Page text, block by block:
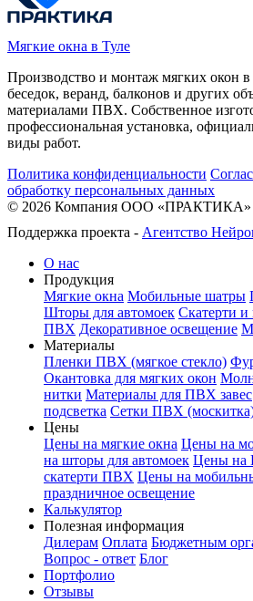
Мягкие окна в Туле
Производство и монтаж мягких окон
беседок, веранд, балконов и других
материалами ПВХ. Собственное
профессиональная установка,
виды работ.
Политика конфиденциальности
обработку персональных данных
© 2026 Компания ООО «ПРАКТИКА»
Поддержка проекта - Агентство
О нас
Продукция
Мягкие окна Мобильные шатры
Шторы для автомоек Скатерти и
ПВХ Декоративное освещение
Материалы
Пленки ПВХ (мягкое стекло)
Окантовка для мягких окон
нитки Материалы для ПВХ завес
подсветка Сетки ПВХ
Цены
Цены на мягкие окна Цены на
на шторы для автомоек Цены на
скатерти ПВХ Цены на
праздничное освещение
Калькулятор
Полезная информация
Дилерам Оплата Бюджетным
Вопрос - ответ Блог
Портфолио
Отзывы